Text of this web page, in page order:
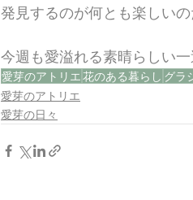
発見するのが何とも楽しいの
今週も愛溢れる素晴らしい
愛芽のアトリエ花のある暮らし グラ
愛芽のアトリエ
愛芽の日々